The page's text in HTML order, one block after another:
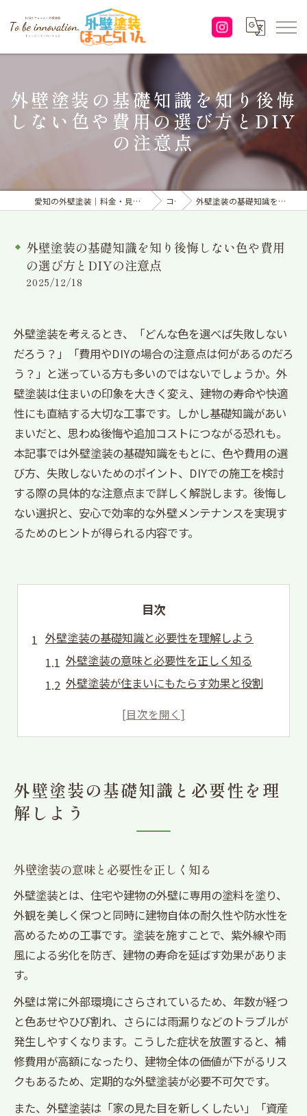
外壁塗装の基礎知識を知り後悔
しない色や費用の選び方とDIY
の注意点
愛知の外壁塗装｜料金・見積り｜塗り替えなら「株式会社To be innovation.」へ コラム 外壁塗装の基礎知識を知り後悔しない色や費用の選び方とDIYの注意点
外壁塗装の基礎知識を知り後悔しない色や費用
の選び方とDIYの注意点
2025/12/18
外壁塗装を考えるとき、「どんな色を選べば失敗しない
だろう？」「費用やDIYの場合の注意点は何があるのだろ
う？」と迷っている方も多いのではないでしょうか。外
壁塗装は住まいの印象を大きく変え、建物の寿命や快適
性にも直結する大切な工事です。しかし基礎知識があい
まいだと、思わぬ後悔や追加コストにつながる恐れも。
本記事では外壁塗装の基礎知識をもとに、色や費用の選
び方、失敗しないためのポイント、DIYでの施工を検討
する際の具体的な注意点まで詳しく解説します。後悔し
ない選択と、安心で効率的な外壁メンテナンスを実現す
るためのヒントが得られる内容です。
目次
外壁塗装の基礎知識と必要性を理解しよう
外壁塗装の意味と必要性を正しく知る
外壁塗装が住まいにもたらす効果と役割
外壁塗装の基礎知識と塗料の種類の基本
外壁塗装の色選びで押さえたいポイント
外壁塗装で避けたい色と選択基準の考え方
周囲と調和する外壁塗装のカラー選定術
外壁塗装で人気色と個性を両立させる方法
外壁塗装の費用相場と賢い選択ポイント
外壁塗装の費用相場と見積もりの基本
外壁塗装費用の内訳と賢い節約法
塗料の種類と価格差のポイント解説
外壁塗装の費用で失敗しない比較方法
DIYで外壁塗装を考える際の注意事項
外壁塗装DIYの基本知識と必要な準備
自分で外壁塗装する際の注意点まとめ
外壁塗装の基礎知識と必要性を理
解しよう
外壁塗装の意味と必要性を正しく知る
外壁塗装とは、住宅や建物の外壁に専用の塗料を塗り、
外観を美しく保つと同時に建物自体の耐久性や防水性を
高めるための工事です。塗装を施すことで、紫外線や雨
風による劣化を防ぎ、建物の寿命を延ばす効果がありま
す。
外壁は常に外部環境にさらされているため、年数が経つ
と色あせやひび割れ、さらには雨漏りなどのトラブルが
発生しやすくなります。こうした症状を放置すると、補
修費用が高額になったり、建物全体の価値が下がるリス
クもあるため、定期的な外壁塗装が必要不可欠です。
また、外壁塗装は「家の見た目を新しくしたい」「資産